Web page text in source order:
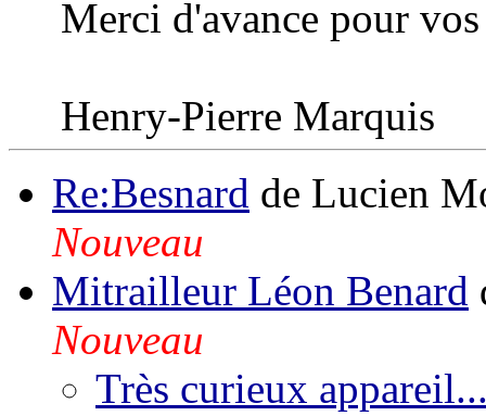
Merci d'avance pour
Henry-Pierre Marquis
Re:Besnard de Lucien
Nouveau
Mitrailleur Léon Benard
Nouveau
Très curieux